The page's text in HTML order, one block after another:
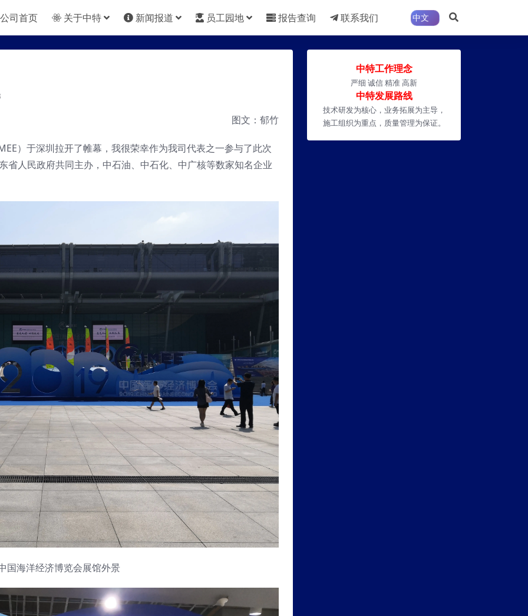
公司首页 关于中特 新闻报道 员工园地 报告查询 联系我们
图文：郁竹
）于深圳拉开了帷幕，我很荣幸作为我司代表之一参与了此次
省人民政府共同主办，中石油、中石化、中广核等数家知名企业
国海洋经济博览会展馆外景
中特工作理念
严细 诚信 精准 高新
中特发展路线
技术研发为核心，业务拓展为主导，
施工组织为重点，质量管理为保证。